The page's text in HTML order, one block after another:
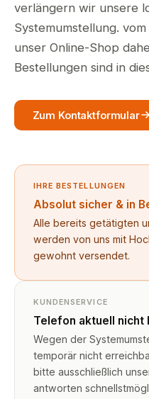
verlängern wir unsere
Systemumstellung.
unser Online-Shop
Bestellungen sind in
Zum Kontaktformular
IHRE BESTELLUNGEN
Absolut sicher & in
Alle bereits getätigten
werden von uns mit
gewohnt versendet.
KUNDENSERVICE
Telefon aktuell nicht
Wegen der
temporär nicht
bitte ausschließlich
antworten